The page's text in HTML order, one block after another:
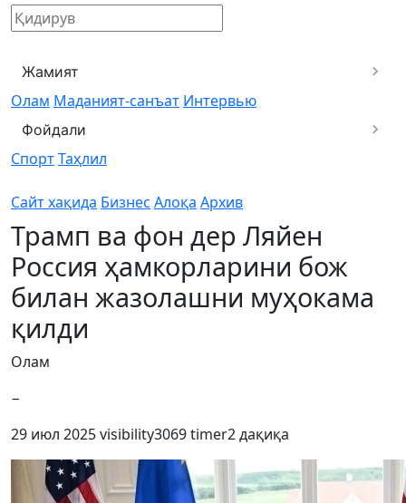
Жамият
Олам Маданият-санъат Интервью
Фойдали
СпортТаҳлил
Сайт хақида Бизнес Алоқа Архив
Трамп ва фон дер Ляйен
Россия ҳамкорларини бож
билан жазолашни муҳокама
қилди
Олам
−
29 июл 2025visibility3069timer2 дақиқа